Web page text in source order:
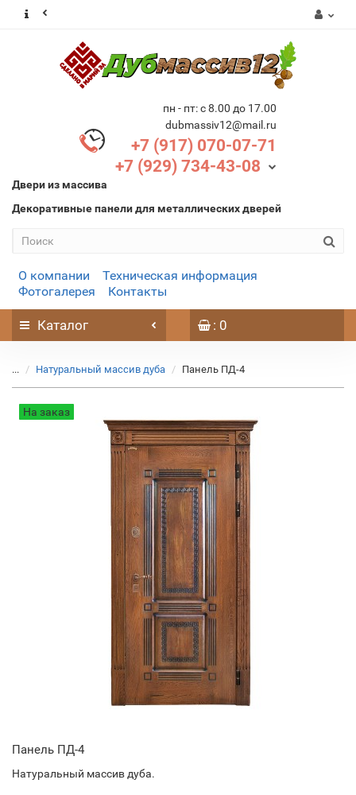
пн - пт: с 8.00 до 17.00
dubmassiv12@mail.ru
+7 (917) 070-07-71
+7 (929) 734-43-08
Двери из массива
Декоративные панели для металлических дверей
О компании
Техническая информация
Фотогалерея
Контакты
Каталог : 0
... Натуральный массив дуба Панель ПД-4
На заказ
Панель ПД-4
Натуральный массив дуба.